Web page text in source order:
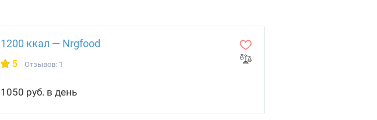
1200 ккал — Nrgfood
5 Отзывов: 1
1050 руб. в день